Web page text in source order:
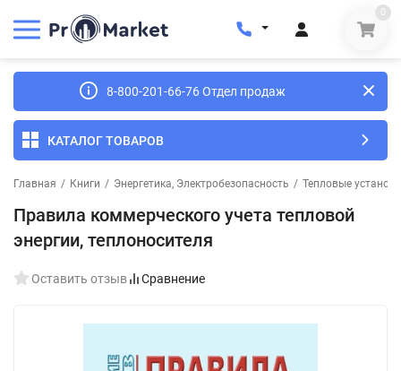
0
8-800-201-66-76 Отдел продаж
КАТАЛОГ ТОВАРОВ
Главная / Книги / Энергетика, Электробезопасность / Тепловые
Правила коммерческого учета тепловой
энергии, теплоносителя
Оставить отзыв Сравнение